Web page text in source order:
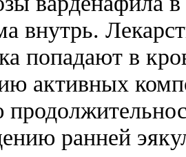
внутрь.
попадают в
активных
ранней